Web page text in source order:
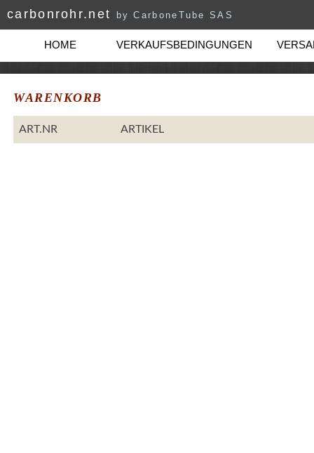
carbonrohr.net by CarboneTube SAS
HOME VERKAUFSBEDINGUNGEN
WARENKORB
ART.NR ARTIKEL